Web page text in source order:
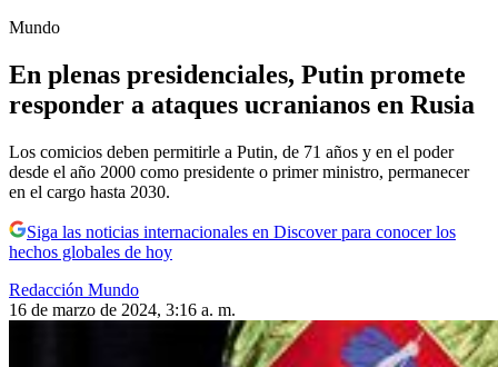
Mundo
En plenas presidenciales, Putin promete
responder a ataques ucranianos en Rusia
Los comicios deben permitirle a Putin, de 71 años y en el poder
desde el año 2000 como presidente o primer ministro, permanecer
en el cargo hasta 2030.
Siga las noticias internacionales en Discover para conocer los
hechos globales de hoy
Redacción Mundo
16 de marzo de 2024, 3:16 a. m.